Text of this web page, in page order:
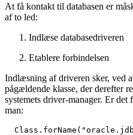
At få kontakt til databasen er
af to led:
Indlæse databasedriveren
Etablere forbindelsen
Indlæsning af driveren sker, ved
pågældende klasse, der derefter
systemets driver-manager. Er det
man: